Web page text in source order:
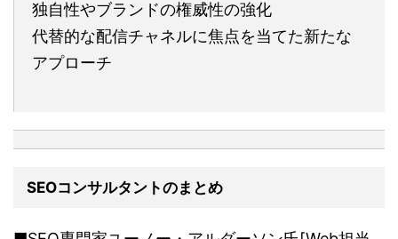
独自性やブランドの権威性の強化
代替的な配信チャネルに焦点を当てた新たな
アプローチ
SEOコンサルタントのまとめ